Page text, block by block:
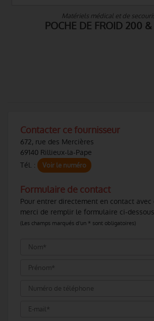
Matériels médical et de
POCHE DE FROID 200
Contacter ce fournisseur
672, rue des Mercières
69140 Rillieux-la-Pape
Tél. :
Voir le numéro
Formulaire de contact
Pour entrer directement en contact
merci de remplir le formulaire ci-
(Les champs marqués d'un * sont obligatoires)